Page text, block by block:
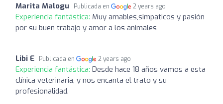
Marita Malogu Publicada en 2 years ago
Experiencia fantástica: Muy amables,simpaticos y pasión
por su buen trabajo y amor a los animales
Libi E Publicada en 2 years ago
Experiencia fantástica: Desde hace 18 años vamos a esta
clínica veterinaria, y nos encanta el trato y su
profesionalidad.